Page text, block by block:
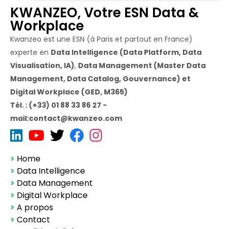
KWANZEO, Votre ESN Data &
Workplace
Kwanzeo est une ESN (à Paris et partout en France)
experte en Data Intelligence (Data Platform, Data
Visualisation, IA), Data Management (Master Data
Management, Data Catalog, Gouvernance) et
Digital Workplace (GED, M365)
Tél. : (+33) 01 88 33 86 27 -
mail:contact@kwanzeo.com
> Home
> Data Intelligence
> Data Management
> Digital Workplace
> A propos
> Contact